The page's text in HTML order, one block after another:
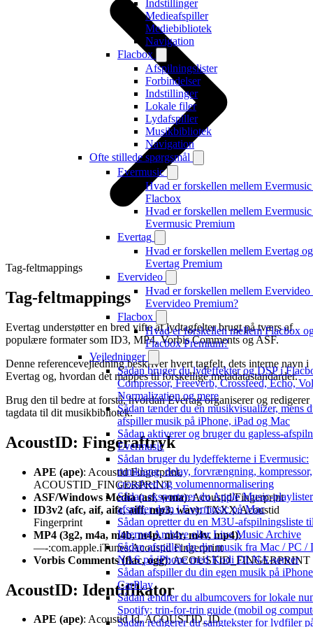
Indstillinger
Medieafspiller
Mediebibliotek
Navigation
Flacbox
Afspilningslister
Forbindelser
Indstillinger
Lokale filer
Lydafspiller
Musikbibliotek
Navigation
Ofte stillede spørgsmål
Evermusic
Hvad er forskellen mellem
Flacbox
Hvad er forskellen mellem
Evermusic Premium
Evertag
Hvad er forskellen mellem Evertag og
Evertag Premium
Evervideo
Hvad er forskellen mellem Evervideo
Evervideo Premium?
Flacbox
Hvad er forskellen mellem Flacbox
Flacbox Premium?
Vejledninger
Sådan bruger du lydeffekter og DSP i
Compressor, Freeverb, Crossfeed, Echo,
Normalization og mere
Sådan tænder du en musikvisualizer, mens
afspiller musik på iPhone, iPad og Mac
Sådan aktiverer og bruger du gapless-
Evermusic
Sådan bruger du lydeffekterne i Evermusic:
rumklang, delay, forvrængning, kompressor,
crossfeed og volumennormalisering
Sådan eksporterer du Apple Music-
afspiller dem i Evermusic på Mac
Sådan opretter du en M3U-afspilningsliste
Internet Archive eller Live Music Archive
Sådan afspiller du din musik fra Mac / PC /
NAS på iPhone med Kodi DLNA-server
Sådan afspiller du din egen musik på
CarPlay
Sådan ændrer du albumcovers for lokale
Spotify: trin-for-trin guide (mobil og
Sådan redigerer du sangtekster for lydfiler
Tag-feltmappings
Tag-feltmappings
Evertag understøtter en bred vifte af lydtagfelter brugt på tværs af
populære formater som ID3, MP4, Vorbis Comments og ASF.
Denne referencevejledning beskriver hvert tagfelt, dets interne navn i
Evertag og, hvordan det mappes til forskellige metadatastandarder.
Brug den til bedre at forstå, hvordan Evertag organiserer og redigerer
tagdata til dit musikbibliotek.
AcoustID: Fingeraftryk
APE (ape): Acoustid Fingerprint,
ACOUSTID_FINGERPRINT
ASF/Windows Media (asf, wma): Acoustid/Fingerprint
ID3v2 (afc, aif, aifc, aiff, mp3, wav): TXXX:Acoustid
Fingerprint
MP4 (3g2, m4a, m4b, m4p, m4r, m4v, mp4):
—-:com.apple.iTunes:Acoustid Fingerprint
Vorbis Comments (flac, ogg): ACOUSTID_FINGERPRINT
AcoustID: Identifikator
APE (ape): Acoustid Id, ACOUSTID_ID